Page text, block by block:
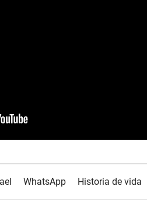
WhatsApp Historia de vida